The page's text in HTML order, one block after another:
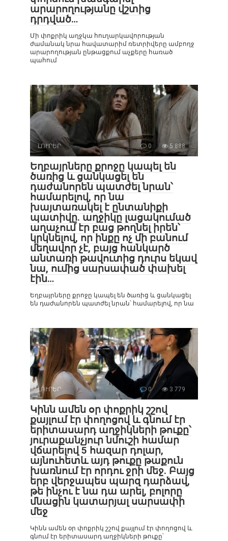
արարողությանը վշտից
դրդված…
Մի փոքրիկ աղջկա հուղարկավորության
ժամանակ նրա հավատարիմ ռետրիվերը ամբողջ
արարողության ընթացքում աչքերը հառած
պահում
ԼՈՒՐԵՐ 0 5 888
Եղբայրները քրոջը կապել են
ծառից և ցանկացել են
դաժանորեն պատժել նրան՝
համարելով, որ նա
խայտառակել է ընտանիքի
պատիվը. աղջիկը լացակումած
աղաչում էր բաց թողնել իրեն՝
կրկնելով, որ ինքը ոչ մի բանում
մեղավոր չէ, բայց հանկարծ
անտառի թավուտից դուրս եկավ
նա, ումից սարսափած փախել
էին…
Եղբայրները քրոջը կապել են ծառից և ցանկացել
են դաժանորեն պատժել նրան՝ համարելով, որ նա
ԼՈՒՐԵՐ 0 3 779
Կինն ամեն օր փոքրիկ շշով
քայլում էր փողոցով և գնում էր
երիտասարդ աղջիկների թուքը՝
յուրաքանչյուր նմուշի համար
վճարելով 5 հազար դոլար,
այնուհետև այդ թուքը թաքուն
խառնում էր որդու ջրի մեջ. Բայց
երբ վերջապես պարզ դարձավ,
թե ինչու է նա դա արել, բոլորը
մնացին կատարյալ սարսափի
մեջ
Կինն ամեն օր փոքրիկ շշով քայլում էր փողոցով և
գնում էր երիտասարդ աղջիկների թուքը՝